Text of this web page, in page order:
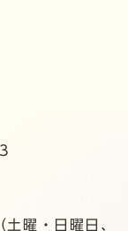
曜・日曜日、